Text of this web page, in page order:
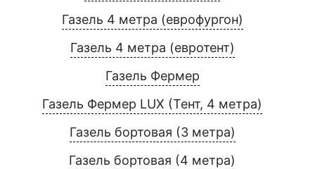
Газель 4 метра (еврофургон)
Газель 4 метра (евротент)
Газель Фермер
Газель Фермер LUX (Тент, 4 метра)
Газель бортовая (3 метра)
Газель бортовая (4 метра)